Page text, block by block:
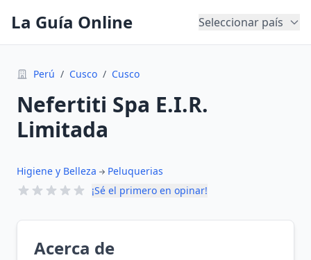
La Guía Online Seleccionar país
Perú / Cusco / Cusco
Nefertiti Spa E.I.R.
Limitada
Higiene y Belleza
Peluquerias
¡Sé el primero en opinar!
Acerca de